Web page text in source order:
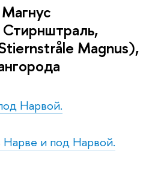
Мagnus),
Нарвой.
Нарве и под Нарвой.